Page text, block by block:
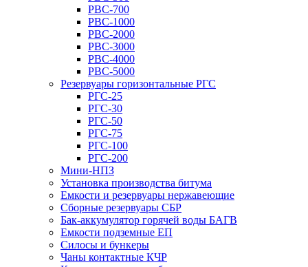
РВС-700
РВС-1000
РВС-2000
РВС-3000
РВС-4000
РВС-5000
Резервуары горизонтальные РГС
РГС-25
РГС-30
РГС-50
РГС-75
РГС-100
РГС-200
Мини-НПЗ
Установка производства битума
Емкости и резервуары нержавеющие
Сборные резервуары СБР
Бак-аккумулятор горячей воды БАГВ
Емкости подземные ЕП
Силосы и бункеры
Чаны контактные КЧР